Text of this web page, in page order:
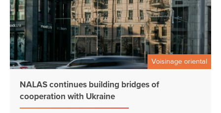
Voisinage oriental
NALAS continues building bridges of
cooperation with Ukraine